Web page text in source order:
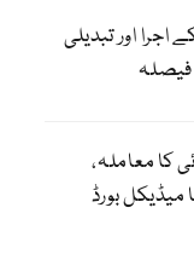
اور تبدیلی
کا معاملہ،
بورڈ